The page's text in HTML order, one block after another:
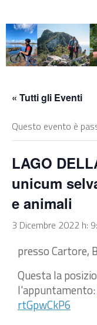
to
content
« Tutti gli Eventi
Questo evento è
LAGO
unicum
e animali
3 Dicembre 2022 h:
presso Cartore,
Questa la
l'appuntamento:
rtGpwCkP6